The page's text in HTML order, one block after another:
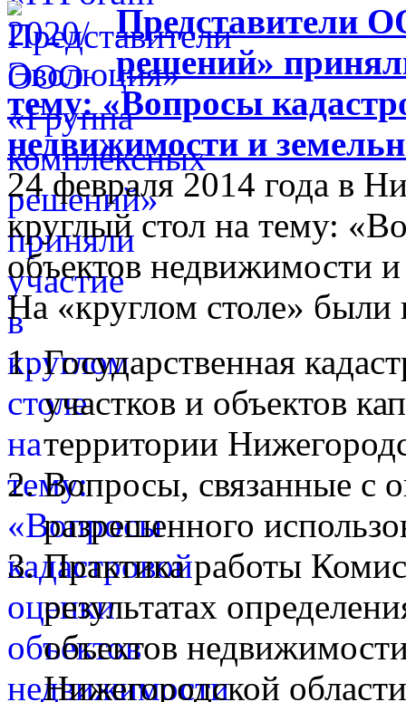
Представители
решений»
тему: «Вопросы
недвижимости и
24 февраля 2014 года в
круглый стол на тему:
объектов недвижимости
На «круглом столе»
Государственная
участков и объектов
территории
Вопросы, связанные с
разрешенного
Практика работы
результатах
объектов
Нижегородской